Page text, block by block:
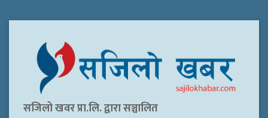
सजिलो खवर प्रा.लि. द्वारा सञ्चालित